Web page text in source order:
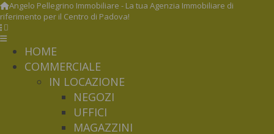
Angelo Pellegrino Immobiliare - La tua Agenzia Immobiliare di
riferimento per il Centro di Padova!
HOME
COMMERCIALE
IN LOCAZIONE
NEGOZI
UFFICI
MAGAZZINI